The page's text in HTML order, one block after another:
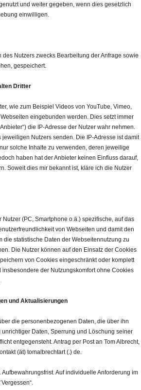
und weiter gegeben, wenn dies gesetzlich
einwilligen.
Nutzers zwecks Bearbeitung der Anfrage sowie
gespeichert.
Dritter
wie zum Beispiel Videos von YouTube, Vimeo,
eingebunden werden. Dies setzt immer
die IP-Adresse der Nutzer wahr nehmen.
Nutzers senden. Die IP-Adresse ist damit
solche Inhalte zu verwenden, deren jeweilige
haben hat der Anbieter keinen Einfluss darauf,
Soweit dies mir bekannt ist, kläre ich die Nutzer
(PC, Smartphone o.ä.) spezifische, auf das
von Webseiten und damit den
statistische Daten der Webseitennutzung zu
Die Nutzer können auf den Einsatz der Cookies
von Cookies eingeschränkt oder komplett
der Nutzungskomfort ohne Cookies
und Aktualisierungen
die personenbezogenen Daten, die über ihn
Daten, Sperrung und Löschung seiner
entgegensteht. Antrag per Post an Tom Albrecht,
(ät) tomalbrechtart (.) de.
Auf indivi­duelle Anforde­rung im